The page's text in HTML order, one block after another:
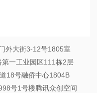
外大街3-12号1805室
一工业园区111栋2层
18号融侨中心1804B
号1号楼腾讯众创空间